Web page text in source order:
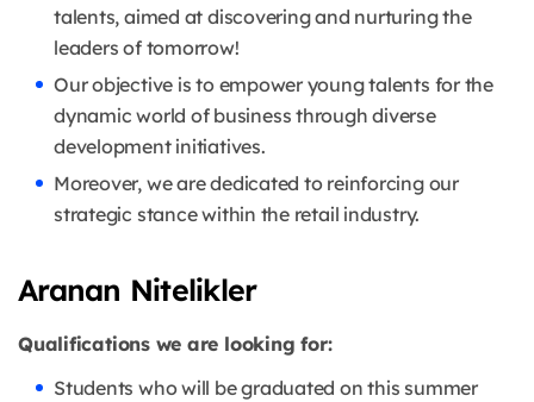
talents, aimed at discovering and nurturing the
leaders of tomorrow!
Our objective is to empower young talents for the
dynamic world of business through diverse
development initiatives.
Moreover, we are dedicated to reinforcing our
strategic stance within the retail industry.
Aranan Nitelikler
Qualifications we are looking for:
Students who will be graduated on this summer